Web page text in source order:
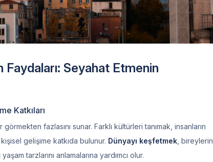
Faydaları: Seyahat Etmenin
Katkıları
fazlasını sunar. Farklı kültürleri tanımak, insanların
gelişime katkıda bulunur. Dünyayı keşfetmek , bireylerin
tarzlarını anlamalarına yardımcı olur.